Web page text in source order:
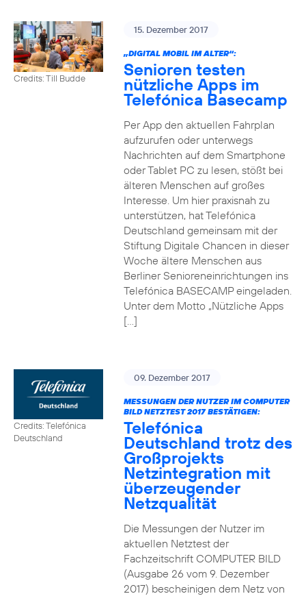
Credits: Till Budde
15. Dezember 2017
„DIGITAL MOBIL IM ALTER“:
Senioren testen
nützliche Apps im
Telefónica Basecamp
Per App den aktuellen Fahrplan
aufzurufen oder unterwegs
Nachrichten auf dem Smartphone
oder Tablet PC zu lesen, stößt bei
älteren Menschen auf großes
Interesse. Um hier praxisnah zu
unterstützen, hat Telefónica
Deutschland gemeinsam mit der
Stiftung Digitale Chancen in dieser
Woche ältere Menschen aus
Berliner Senioreneinrichtungen ins
Telefónica BASECAMP eingeladen.
Unter dem Motto „Nützliche Apps
[…]
Credits: Telefónica
Deutschland
09. Dezember 2017
MESSUNGEN DER NUTZER IM COMPUTER
BILD NETZTEST 2017 BESTÄTIGEN:
Telefónica
Deutschland trotz des
Großprojekts
Netzintegration mit
überzeugender
Netzqualität
Die Messungen der Nutzer im
aktuellen Netztest der
Fachzeitschrift COMPUTER BILD
(Ausgabe 26 vom 9. Dezember
2017) bescheinigen dem Netz von